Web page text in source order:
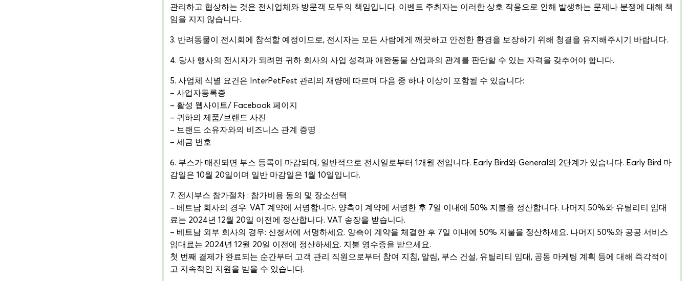
관리하고 협상하는 것은 전시업체와 방문객 모두의 책임입니다. 이벤트 주최자는 이러한 상호 작용으로 인해 발생하는 문제나 분쟁에 대해 책
임을 지지 않습니다.
3. 반려동물이 전시회에 참석할 예정이므로, 전시자는 모든 사람에게 깨끗하고 안전한 환경을 보장하기 위해 청결을 유지해주시기 바랍니다.
4. 당사 행사의 전시자가 되려면 귀하 회사의 사업 성격과 애완동물 산업과의 관계를 판단할 수 있는 자격을 갖추어야 합니다.
5. 사업체 식별 요건은 InterPetFest 관리의 재량에 따르며 다음 중 하나 이상이 포함될 수 있습니다:
– 사업자등록증
– 활성 웹사이트/ Facebook 페이지
– 귀하의 제품/브랜드 사진
– 브랜드 소유자와의 비즈니스 관계 증명
– 세금 번호
6. 부스가 매진되면 부스 등록이 마감되며, 일반적으로 전시일로부터 1개월 전입니다. Early Bird와 General의 2단계가 있습니다. Early Bird 마
감일은 10월 20일이며 일반 마감일은 1월 10일입니다.
7. 전시부스 참가절차 : 참가비용 동의 및 장소선택
– 베트남 회사의 경우: VAT 계약에 서명합니다. 양측이 계약에 서명한 후 7일 이내에 50% 지불을 정산합니다. 나머지 50%와 유틸리티 임대
료는 2024년 12월 20일 이전에 정산합니다. VAT 송장을 받습니다.
– 베트남 외부 회사의 경우: 신청서에 서명하세요. 양측이 계약을 체결한 후 7일 이내에 50% 지불을 정산하세요. 나머지 50%와 공공 서비스
임대료는 2024년 12월 20일 이전에 정산하세요. 지불 영수증을 받으세요.
첫 번째 결제가 완료되는 순간부터 고객 관리 직원으로부터 참여 지침, 알림, 부스 건설, 유틸리티 임대, 공동 마케팅 계획 등에 대해 즉각적이
고 지속적인 지원을 받을 수 있습니다.